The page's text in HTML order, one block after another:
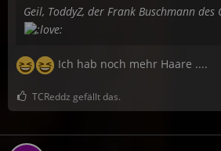
Geil, ToddyZ, der Frank Buschmann des
Ich hab noch mehr Haare ....
TCReddz gefällt das.